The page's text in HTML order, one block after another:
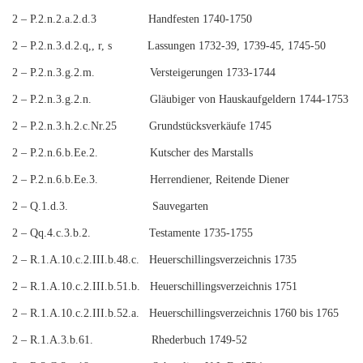
2 – P.2.n.2.a.2.d.3 Handfesten 1740-1750
2 – P.2.n.3.d.2.q,, r, s Lassungen 1732-39, 1739-45, 1745-50
2 – P.2.n.3.g.2.m. Versteigerungen 1733-1744
2 – P.2.n.3.g.2.n. Gläubiger von Hauskaufgeldern 1744-1753
2 – P.2.n.3.h.2.c.Nr.25 Grundstücksverkäufe 1745
2 – P.2.n.6.b.Ee.2. Kutscher des Marstalls
2 – P.2.n.6.b.Ee.3. Herrendiener, Reitende Diener
2 – Q.1.d.3. Sauvegarten
2 – Qq.4.c.3.b.2. Testamente 1735-1755
2 – R.1.A.10.c.2.III.b.48.c. Heuerschillingsverzeichnis 1735
2 – R.1.A.10.c.2.III.b.51.b. Heuerschillingsverzeichnis 1751
2 – R.1.A.10.c.2.III.b.52.a. Heuerschillingsverzeichnis 1760 bis 1765
2 – R.1.A.3.b.61. Rhederbuch 1749-52